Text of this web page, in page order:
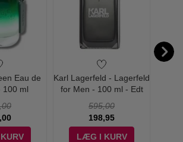
Eau de
100 ml
Karl Lagerfeld - Lagerfeld
for Men - 100 ml - Edt
595,00
198,95
LÆG I KURV